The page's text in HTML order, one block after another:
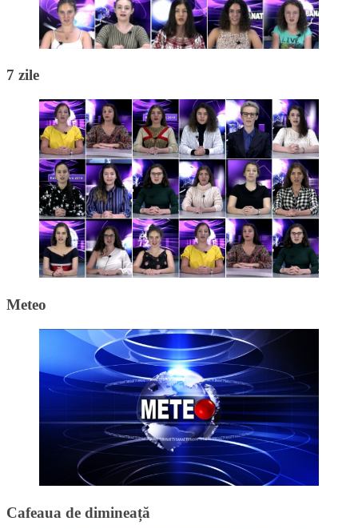
7 zile
Meteo
Cafeaua de dimineață